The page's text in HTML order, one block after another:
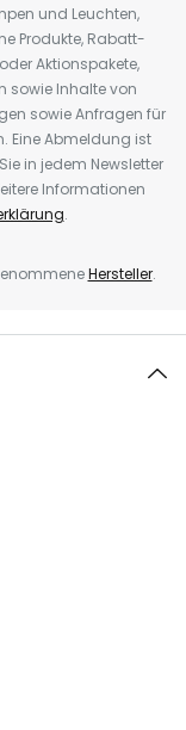
und Leuchten,
Produkte, Rabatt-
Aktionspakete,
sowie Inhalte von
sowie Anfragen für
Eine Abmeldung ist
in jedem Newsletter
Informationen
.
Hersteller.